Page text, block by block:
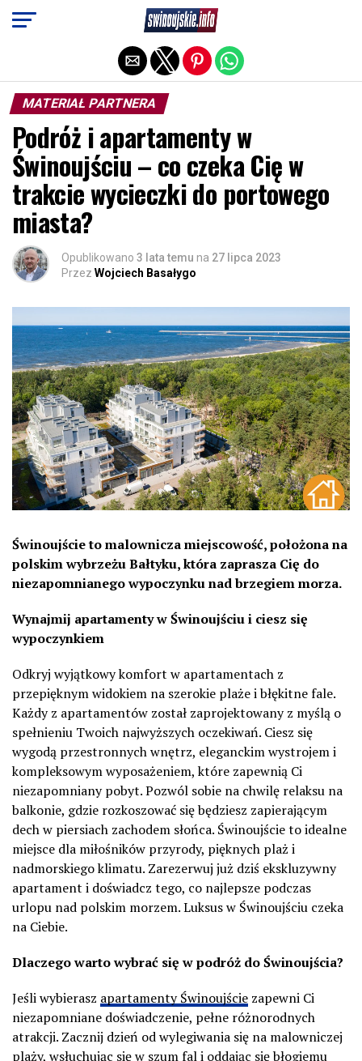
MATERIAŁ PARTNERA
Podróż i apartamenty w
Świnoujściu – co czeka Cię w
trakcie wycieczki do portowego
miasta?
Opublikowano 3 lata temu na 27 lipca 2023
Przez Wojciech Basałygo
Świnoujście to malownicza miejscowość, położona na
polskim wybrzeżu Bałtyku, która zaprasza Cię do
niezapomnianego wypoczynku nad brzegiem morza.
Wynajmij apartamenty w Świnoujściu i ciesz się
wypoczynkiem
Odkryj wyjątkowy komfort w apartamentach z
przepięknym widokiem na szerokie plaże i błękitne fale.
Każdy z apartamentów został zaprojektowany z myślą o
spełnieniu Twoich najwyższych oczekiwań. Ciesz się
wygodą przestronnych wnętrz, eleganckim wystrojem i
kompleksowym wyposażeniem, które zapewnią Ci
niezapomniany pobyt. Pozwól sobie na chwilę relaksu na
balkonie, gdzie rozkoszować się będziesz zapierającym
dech w piersiach zachodem słońca. Świnoujście to idealne
miejsce dla miłośników przyrody, pięknych plaż i
nadmorskiego klimatu. Zarezerwuj już dziś ekskluzywny
apartament i doświadcz tego, co najlepsze podczas
urlopu nad polskim morzem. Luksus w Świnoujściu czeka
na Ciebie.
Dlaczego warto wybrać się w podróż do Świnoujścia?
Jeśli wybierasz apartamenty Świnoujście zapewni Ci
niezapomniane doświadczenie, pełne różnorodnych
atrakcji. Zacznij dzień od wylegiwania się na malowniczej
plaży, wsłuchując się w szum fal i oddając się błogiemu
Exit mobile version